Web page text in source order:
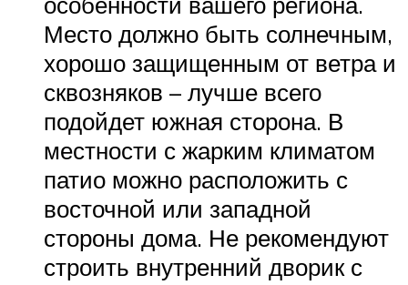
Место должно быть солнечным,
хорошо защищенным от ветра и
сквозняков – лучше всего
подойдет южная сторона. В
местности с жарким климатом
патио можно расположить с
восточной или западной
стороны дома. Не рекомендуют
строить внутренний дворик с